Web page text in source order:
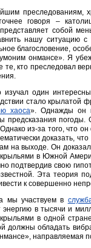
говоря –
собой
нашу ситуацию
благословение,
онмансе». Я
те, кто преследовал
изучал один
стало крылатой
хаоса». Однажды он
предсказания погоды.
из-за того, что
доказать,
на выходе. Он
в Южной
подтвердив свою
Эта теория
к совершенно
мы участвуем в
энергию в тысячи и
в одной
должны обладать
направляемая